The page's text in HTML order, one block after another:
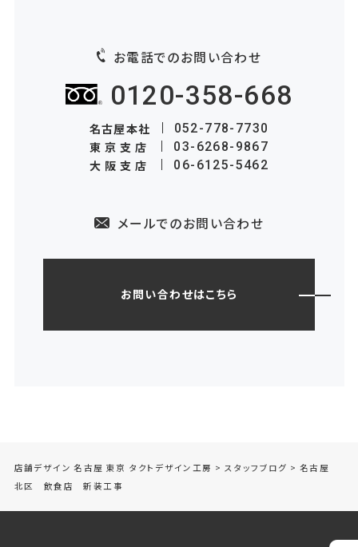
お電話でのお問い合わせ
0120-358-668
名古屋本社 052-778-7730
東京支店 03-6268-9867
大阪支店 06-6125-5462
メールでのお問い合わせ
お問い合わせはこちら
店舗デザイン 名古屋 東京 タクトデザイン工房 > スタッフブログ > 名古屋
北区 飲食店 新装工事